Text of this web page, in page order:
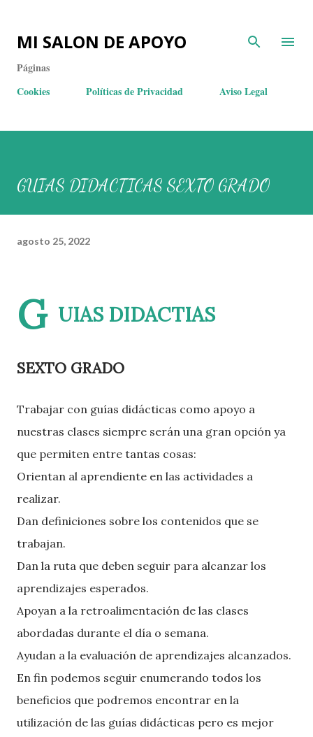
MI SALON DE APOYO
Páginas
Cookies
Políticas de Privacidad Aviso Legal
GUIAS DIDACTICAS SEXTO GRADO
agosto 25, 2022
G UIAS DIDACTIAS
SEXTO GRADO
Trabajar con guías didácticas como apoyo a
nuestras clases siempre serán una gran opción ya
que permiten entre tantas cosas:
Orientan al aprendiente en las actividades a
realizar.
Dan definiciones sobre los contenidos que se
trabajan.
Dan la ruta que deben seguir para alcanzar los
aprendizajes esperados.
Apoyan a la retroalimentación de las clases
abordadas durante el día o semana.
Ayudan a la evaluación de aprendizajes alcanzados.
En fin podemos seguir enumerando todos los
beneficios que podremos encontrar en la
utilización de las guías didácticas pero es mejor